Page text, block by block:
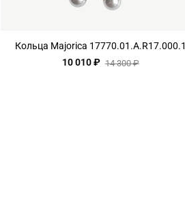
Кольца Majorica 17770.01.A.R17.000.1
10 010 ₽ 14 300 ₽